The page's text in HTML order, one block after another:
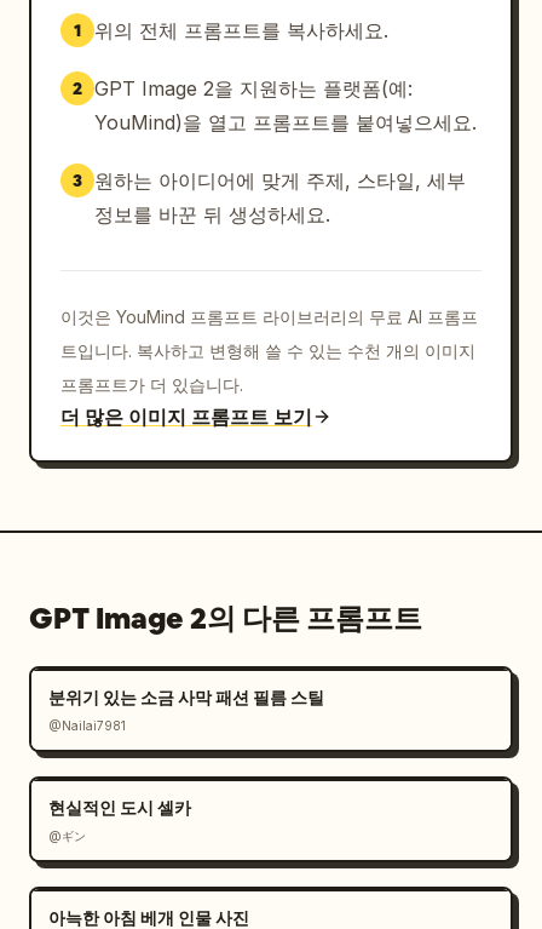
일러스트레이션, CGI, 뷰티 필터, 플라스틱 같은 피
부, 텅 빈 경기장, 흐릿한 선수들, 워터마크, 텍스트,
로고, 중복된 인물, 비현실적인 관중, 나쁜 조명, 만
화 스타일.
1 위의 전체 프롬프트를 복사하세요.
2 GPT Image 2을 지원하는 플랫폼(예:
YouMind)을 열고 프롬프트를 붙여넣으세요.
3
원하는 아이디어에 맞게 주제, 스타일, 세부
정보를 바꾼 뒤 생성하세요.
이것은 YouMind 프롬프트 라이브러리의 무료 AI 프롬프
트입니다. 복사하고 변형해 쓸 수 있는 수천 개의 이미지
프롬프트가 더 있습니다.
더 많은 이미지 프롬프트 보기
GPT Image 2의 다른 프롬프트
분위기 있는 소금 사막 패션 필름 스틸
@Nailai7981
현실적인 도시 셀카
@ギン
아늑한 아침 베개 인물 사진